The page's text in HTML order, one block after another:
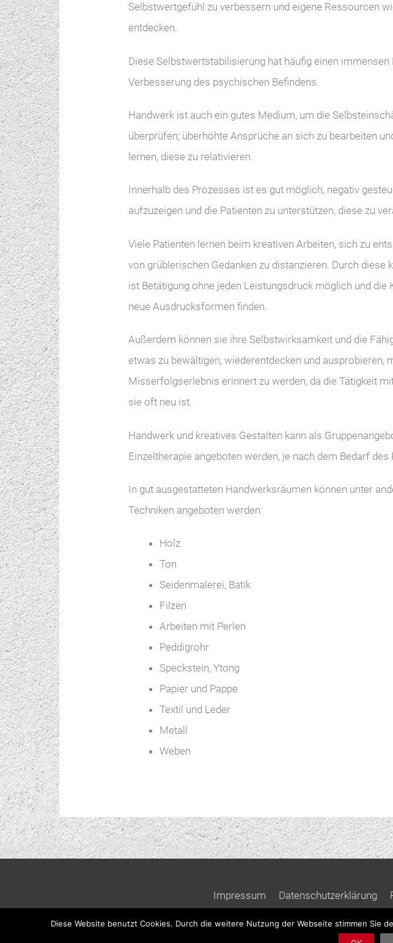
Selbstwertgefühl zu verbessern und eigene Ressourcen
entdecken.
Diese Selbstwertstabilisierung hat häufig einen immensen
Verbesserung des psychischen Befindens.
Handwerk ist auch ein gutes Medium, um die
überprüfen; überhöhte Ansprüche an sich zu bearbeiten
lernen, diese zu relativieren.
Innerhalb des Prozesses ist es gut möglich, negativ
aufzuzeigen und die Patienten zu unterstützen, diese zu
Viele Patienten lernen beim kreativen Arbeiten, sich zu
von grüblerischen Gedanken zu distanzieren. Durch diese
ist Betätigung ohne jeden Leistungsdruck möglich und die
neue Ausdrucksformen finden.
Außerdem können sie ihre Selbstwirksamkeit und die
etwas zu bewältigen, wiederentdecken und ausprobieren,
Misserfolgserlebnis erinnert zu werden, da die Tätigkeit
sie oft neu ist.
Handwerk und kreatives Gestalten kann als
Einzeltherapie angeboten werden, je nach dem Bedarf des
In gut ausgestatteten Handwerksräumen können unter
Techniken angeboten werden:
Holz
Ton
Seidenmalerei, Batik
Filzen
Arbeiten mit Perlen
Peddigrohr
Speckstein, Ytong
Papier und Pappe
Textil und Leder
Metall
Weben
Impressum Datenschutzerklärung
© 2026
Diese Website benutzt Cookies. Durch die weitere Nutzung der Webseite stimmen Sie